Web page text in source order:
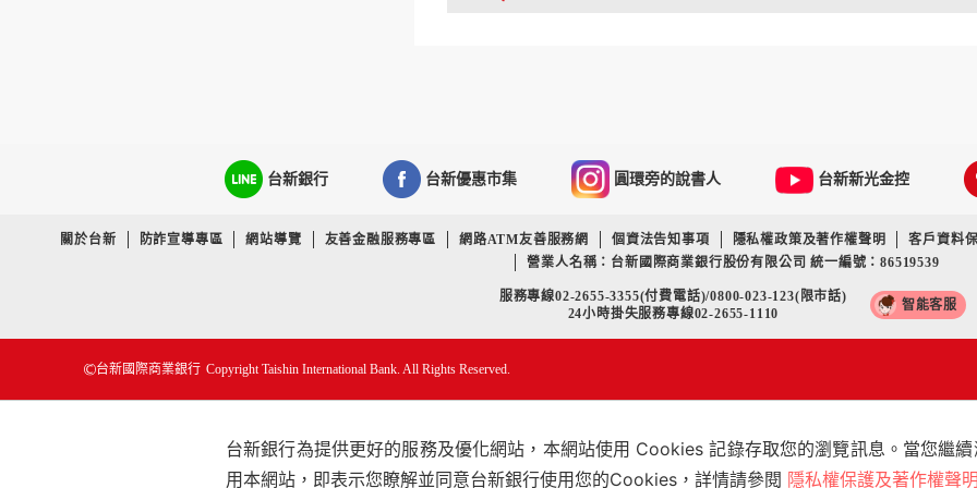
台新銀行 台新優惠市集 圓環旁的說書人 台新新光金控
關於台新 防詐宣導專區 網站導覽 友善金融服務專區 網路ATM友善服務網 個資法告知事項 隱私權政策及著作權聲明
客戶資料
營業人名稱：台新國際商業銀行股份有限公司 統一編號：86519539
服務專線02-2655-3355(付費電話)/0800-023-123(限市話)
24小時掛失服務專線02-2655-1110
智能客服
台新國際商業銀行 Copyright Taishin International Bank. All Rights Reserved.
台新銀行為提供更好的服務及優化網站，本網站使用 Cookies 記錄存取您的瀏覽訊息。當您繼
用本網站，即表示您瞭解並同意台新銀行使用您的Cookies，詳情請參閱 隱私權保護及著作權聲